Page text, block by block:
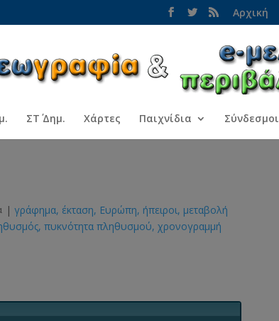
Αρχική
ΣΤ΄ Δημ. Χάρτες Παιχνίδια Σύνδεσμοι
| γράφημα έκταση Ευρώπη ήπειροι μεταβολή
πυκνότητα πληθυσμού χρονογραμμή